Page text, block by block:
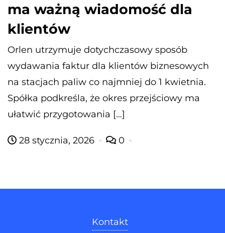
ma ważną wiadomość dla
klientów
Orlen utrzymuje dotychczasowy sposób
wydawania faktur dla klientów biznesowych
na stacjach paliw co najmniej do 1 kwietnia.
Spółka podkreśla, że okres przejściowy ma
ułatwić przygotowania […]
28 stycznia, 2026 0
Kontakt